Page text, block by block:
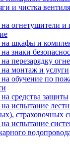
и чистка
огнетушители и
на шкафы и
знаки
перезарядку
монтаж и услуги
обучение по
средства защиты
испытание
страховочных
испытание